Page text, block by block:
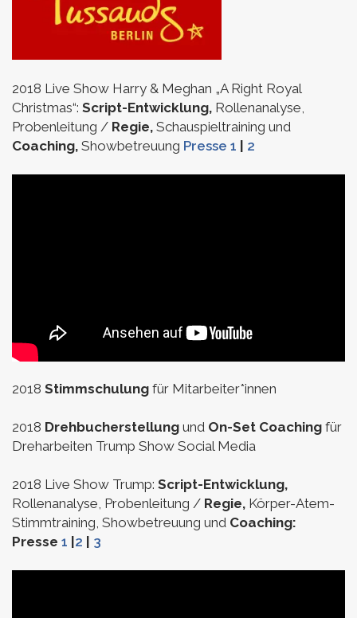
2018 Live Show Harry & Meghan „A Right Royal
Christmas“: Script-Entwicklung, Rollenanalyse,
Probenleitung / Regie, Schauspieltraining und
Coaching, Showbetreuung Presse 1 | 2
2018 Stimmschulung für Mitarbeiter*innen
2018 Drehbucherstellung und On-Set Coaching für
Dreharbeiten Trump Show Social Media
2018 Live Show Trump: Script-Entwicklung,
Rollenanalyse, Probenleitung / Regie, Körper-Atem-
Stimmtraining, Showbetreuung und Coaching:
Presse 1 2 3